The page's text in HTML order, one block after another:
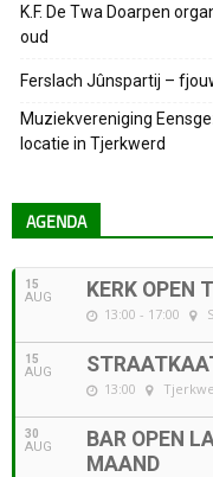
K.F. De Twa Doarpen
oud
Ferslach Jûnspartij –
Muziekvereniging
locatie in Tjerkwerd
AGENDA
15
AUG KERK OPEN
13:00 - 17:00
15
AUG
13:00
30
AUG
BAR OPEN
MAAND